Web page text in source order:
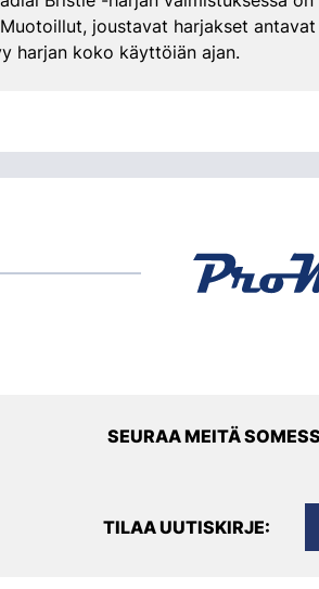
joustavat harjakset
harjan koko käyttöiän ajan.
SEURAA MEITÄ
TILAA UUTISKIRJE: